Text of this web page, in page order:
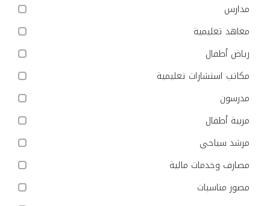
مدارس
معاهد تعليمية
رياض أطفال
مكاتب استشارات تعليمية
مدرسون
مربية أطفال
مرشد سياحي
مصارف وخدمات مالية
مصور مناسبات